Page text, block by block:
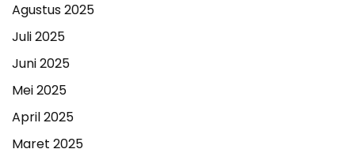
Agustus 2025
Juli 2025
Juni 2025
Mei 2025
April 2025
Maret 2025